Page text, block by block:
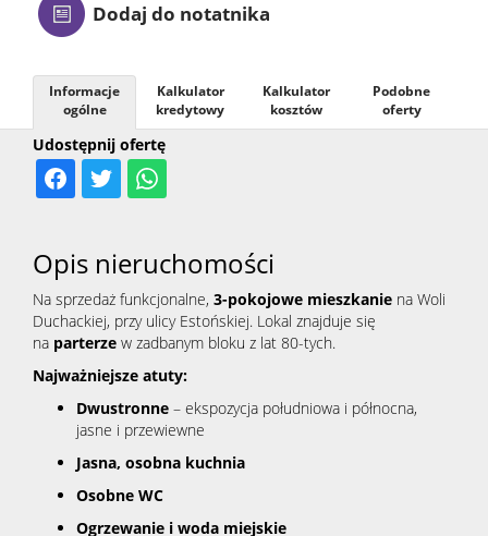
Dodaj do notatnika
Udostępnij ofertę
Informacje
ogólne
Kalkulator
kredytowy
Kalkulator
kosztów
Podobne
oferty
Opis nieruchomości
Na sprzedaż funkcjonalne, 3-pokojowe mieszkanie na Woli
Duchackiej, przy ulicy Estońskiej. Lokal znajduje się
na parterze w zadbanym bloku z lat 80-tych.
Najważniejsze atuty:
Dwustronne – ekspozycja południowa i północna,
jasne i przewiewne
Jasna, osobna kuchnia
Osobne WC
Ogrzewanie i woda miejskie